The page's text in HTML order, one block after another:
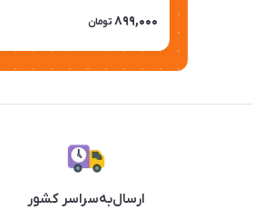
899,000 تومان
ارسال‌به‌سراسر کشور